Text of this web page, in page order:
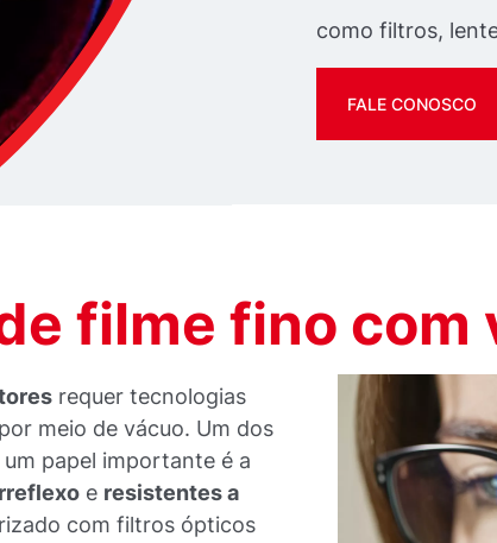
como filtros,
FALE CONOSCO
filme fino com
requer tecnologias
meio de vácuo. Um dos
papel importante é a
e resistentes a
com filtros ópticos